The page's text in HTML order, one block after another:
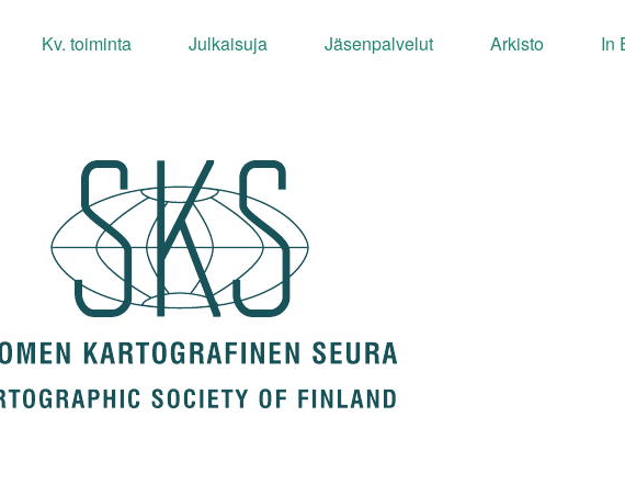
Kv. toiminta Julkaisuja Jäsenpalvelut Arkisto In